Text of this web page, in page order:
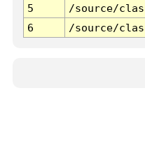
5
/source/
6
/source/